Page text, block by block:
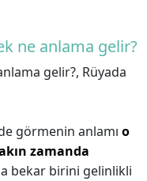
ne anlama gelir?
gelir?, Rüyada
görmenin anlamı o
zamanda
bekar birini gelinlikli